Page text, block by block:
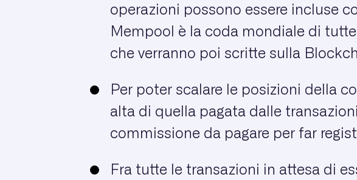
operazioni possono essere incluse
Mempool è la coda mondiale di
che verranno poi scritte sulla
Per poter scalare le posizioni della
alta di quella pagata dalle
commissione da pagare per far
Fra tutte le transazioni in attesa di